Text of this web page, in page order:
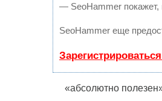
— SeoHammer покажет,
SeoHammer еще
«абсолютно